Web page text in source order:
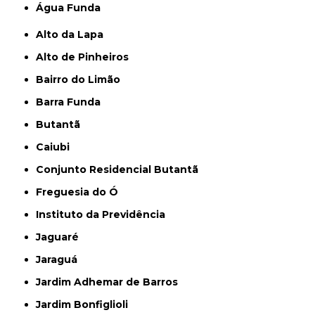
Água Funda
Alto da Lapa
Alto de Pinheiros
Bairro do Limão
Barra Funda
Butantã
Caiubi
Conjunto Residencial Butantã
Freguesia do Ó
Instituto da Previdência
Jaguaré
Jaraguá
Jardim Adhemar de Barros
Jardim Bonfiglioli